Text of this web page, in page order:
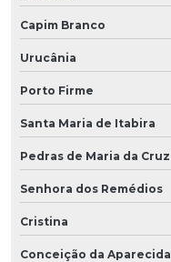
Capim Branco
Urucânia
Porto Firme
Santa Maria de Itabira
Pedras de Maria da Cruz
Senhora dos Remédios
Cristina
Conceição da Aparecida